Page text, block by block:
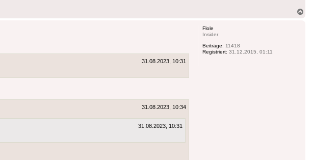
Flole
Insider
Beiträge: 11418
Registriert: 31.12.2015, 01:11
31.08.2023, 10:31
31.08.2023, 10:34
31.08.2023, 10:31